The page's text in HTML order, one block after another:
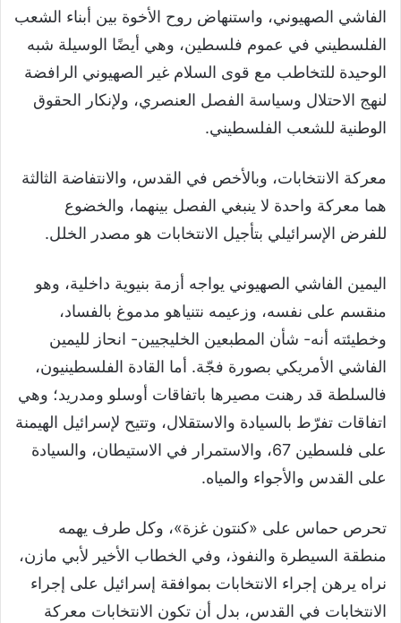
الفاشي الصهيوني، واستنهاض روح الأخوة بين أبناء الشعب
الفلسطيني في عموم فلسطين، وهي أيضًا الوسيلة شبه
الوحيدة للتخاطب مع قوى السلام غير الصهيوني الرافضة
لنهج الاحتلال وسياسة الفصل العنصري، ولإنكار الحقوق
الوطنية للشعب الفلسطيني.
معركة الانتخابات، وبالأخص في القدس، والانتفاضة الثالثة
هما معركة واحدة لا ينبغي الفصل بينهما، والخضوع
للفرض الإسرائيلي بتأجيل الانتخابات هو مصدر الخلل.
اليمين الفاشي الصهيوني يواجه أزمة بنيوية داخلية، وهو
منقسم على نفسه، وزعيمه نتنياهو مدموغ بالفساد،
وخطيئته أنه- شأن المطبعين الخليجيين- انحاز لليمين
الفاشي الأمريكي بصورة فجّة. أما القادة الفلسطينيون،
فالسلطة قد رهنت مصيرها باتفاقات أوسلو ومدريد؛ وهي
اتفاقات تفرّط بالسيادة والاستقلال، وتتيح لإسرائيل الهيمنة
على فلسطين 67، والاستمرار في الاستيطان، والسيادة
على القدس والأجواء والمياه.
تحرص حماس على «كنتون غزة»، وكل طرف يهمه
منطقة السيطرة والنفوذ، وفي الخطاب الأخير لأبي مازن،
نراه يرهن إجراء الانتخابات بموافقة إسرائيل على إجراء
الانتخابات في القدس، بدل أن تكون الانتخابات معركة